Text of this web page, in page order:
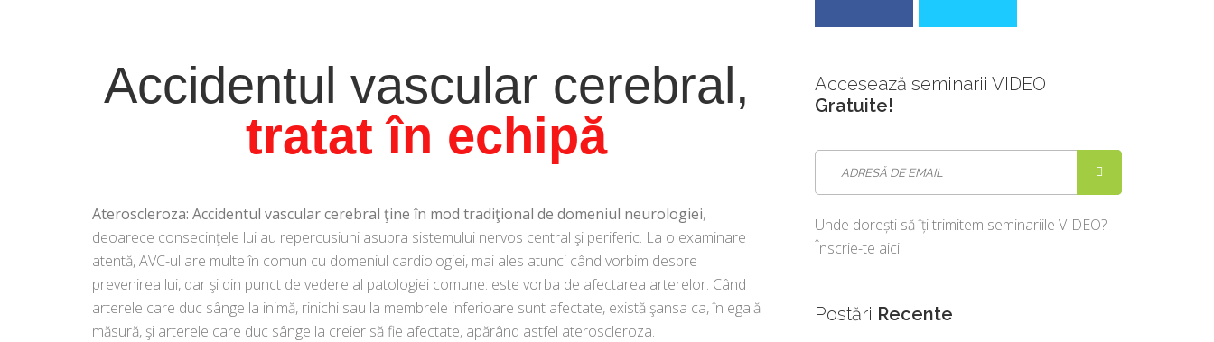
Accidentul vascular cerebral,
tratat în echipă
Ateroscleroza: Accidentul vascular cerebral ţine în mod tradiţional de domeniul neurologiei,
deoarece consecinţele lui au repercusiuni asupra sistemului nervos central şi periferic. La o examinare
atentă, AVC-ul are multe în comun cu domeniul cardiologiei, mai ales atunci când vorbim despre
prevenirea lui, dar şi din punct de vedere al patologiei comune: este vorba de afectarea arterelor. Când
arterele care duc sânge la inimă, rinichi sau la membrele inferioare sunt afectate, există şansa ca, în egală
măsură, şi arterele care duc sânge la creier să fie afectate, apărând astfel ateroscleroza.
Accesează seminarii VIDEO
Gratuite!
Unde dorești să îți trimitem seminariile VIDEO?
Înscrie-te aici!
Postări Recente